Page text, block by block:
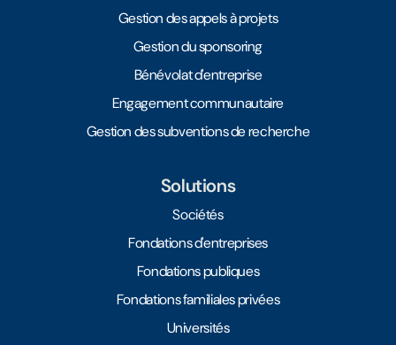
Gestion des appels à projets
Gestion du sponsoring
Bénévolat d'entreprise
Engagement communautaire
Gestion des subventions de recherche
Solutions
Sociétés
Fondations d'entreprises
Fondations publiques
Fondations familiales privées
Universités